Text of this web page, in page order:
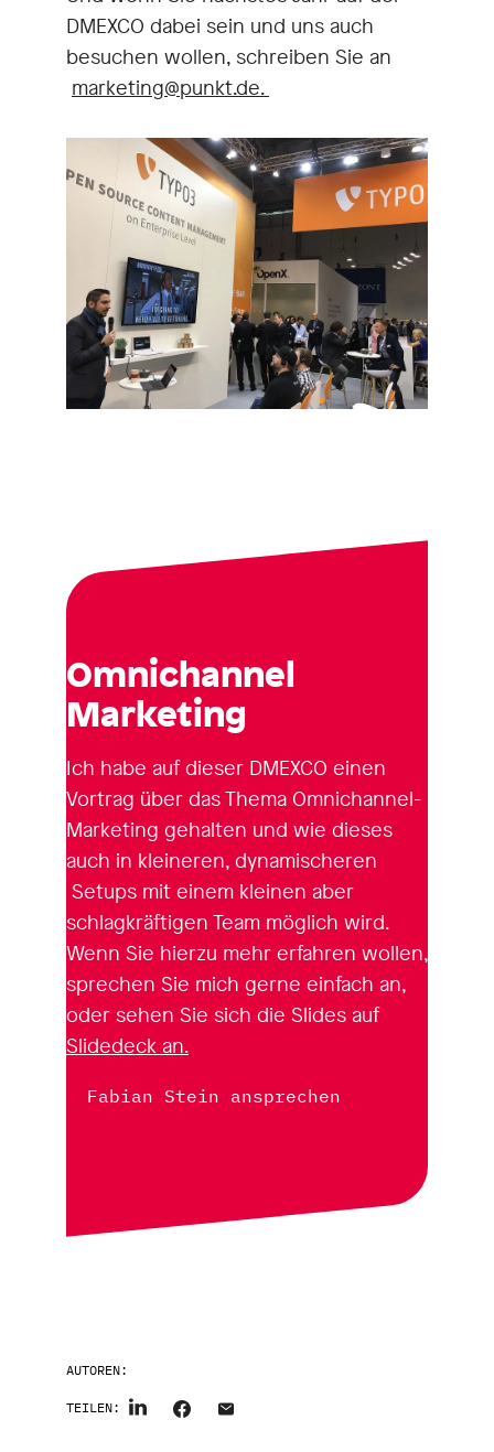
DMEXCO dabei sein und uns auch
besuchen wollen, schreiben Sie an
marketing@punkt.de.
Omnichannel
Marketing
Ich habe auf dieser DMEXCO einen
Vortrag über das Thema Omnichannel-
Marketing gehalten und wie dieses
auch in kleineren, dynamischeren
Setups mit einem kleinen aber
schlagkräftigen Team möglich wird.
Wenn Sie hierzu mehr erfahren wollen,
sprechen Sie mich gerne einfach an,
oder sehen Sie sich die Slides auf
Slidedeck an.
Fabian Stein ansprechen
AUTOREN:
TEILEN: